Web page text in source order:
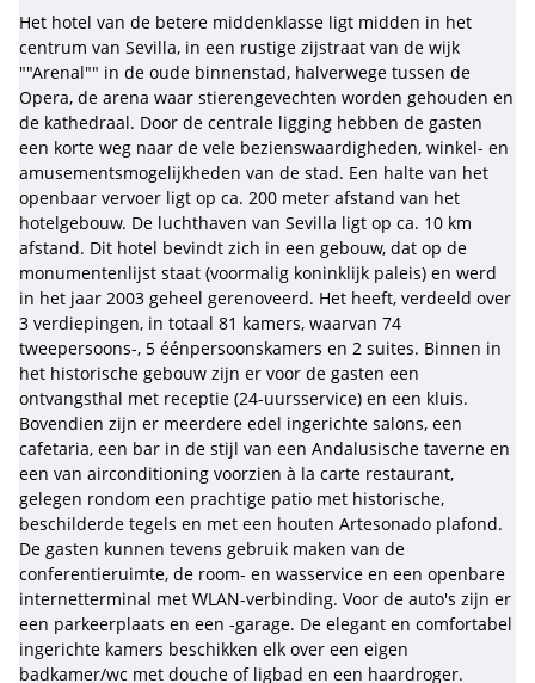
Het hotel van de betere middenklasse ligt midden in het
centrum van Sevilla, in een rustige zijstraat van de wijk
""Arenal"" in de oude binnenstad, halverwege tussen de
Opera, de arena waar stierengevechten worden gehouden en
de kathedraal. Door de centrale ligging hebben de gasten
een korte weg naar de vele bezienswaardigheden, winkel- en
amusementsmogelijkheden van de stad. Een halte van het
openbaar vervoer ligt op ca. 200 meter afstand van het
hotelgebouw. De luchthaven van Sevilla ligt op ca. 10 km
afstand. Dit hotel bevindt zich in een gebouw, dat op de
monumentenlijst staat (voormalig koninklijk paleis) en werd
in het jaar 2003 geheel gerenoveerd. Het heeft, verdeeld over
3 verdiepingen, in totaal 81 kamers, waarvan 74
tweepersoons-, 5 éénpersoonskamers en 2 suites. Binnen in
het historische gebouw zijn er voor de gasten een
ontvangsthal met receptie (24-uursservice) en een kluis.
Bovendien zijn er meerdere edel ingerichte salons, een
cafetaria, een bar in de stijl van een Andalusische taverne en
een van airconditioning voorzien à la carte restaurant,
gelegen rondom een prachtige patio met historische,
beschilderde tegels en met een houten Artesonado plafond.
De gasten kunnen tevens gebruik maken van de
conferentieruimte, de room- en wasservice en een openbare
internetterminal met WLAN-verbinding. Voor de auto's zijn er
een parkeerplaats en een -garage. De elegant en comfortabel
ingerichte kamers beschikken elk over een eigen
badkamer/wc met douche of ligbad en een haardroger.